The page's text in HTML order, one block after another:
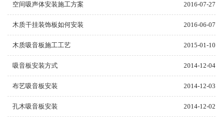
2016-07-27
空间吸声体安装施工方案
2016-06-07
木质干挂装饰板如何安装
2015-01-10
木质吸音板施工工艺
2014-12-04
吸音板安装方式
2014-12-03
布艺吸音板安装
2014-12-02
孔木吸音板安装